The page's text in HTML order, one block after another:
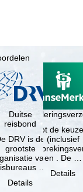
Duitse
reisbond
DRV is de
grootste
van
en
Duitsland. …
Details
Je hebt de
(inclusief
en . De …
Details